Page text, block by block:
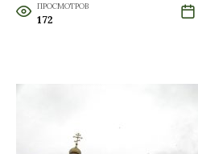
ПРОСМОТРОВ
172